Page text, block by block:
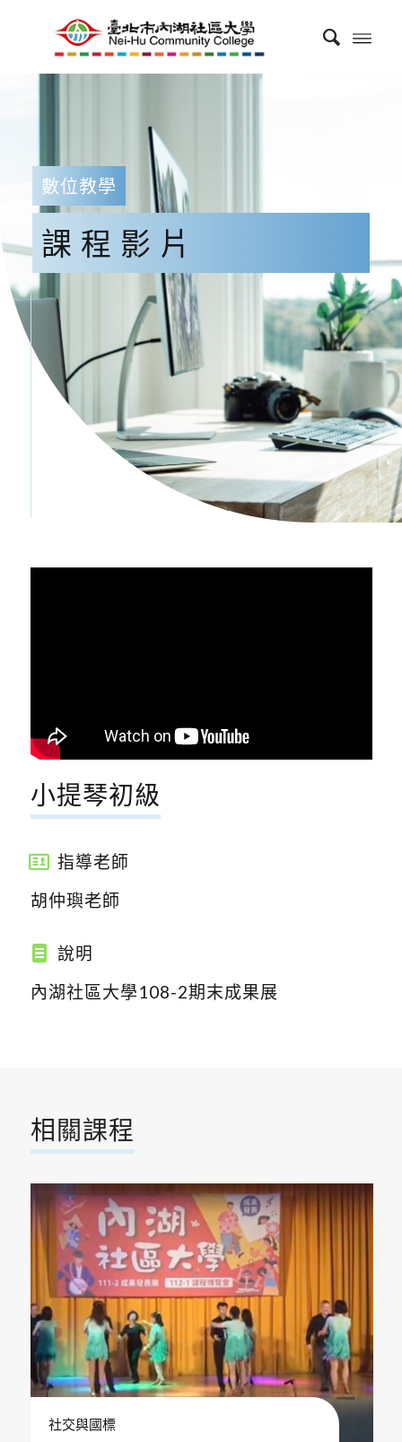
數位教學
課程影片
小提琴初級
指導老師
胡仲璵老師
說明
內湖社區大學108-2期末成果展
相關課程
社交與國標